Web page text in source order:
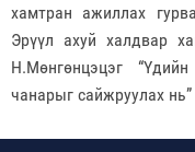
хамтран ажиллах
Эрүүл ахуй халдвар
Н.Мөнгөнцэцэг
чанарыг сайжруулах